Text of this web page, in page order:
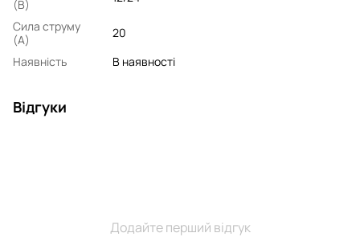
(В)
Сила струму
(А)
20
Наявність
В наявності
Відгуки
Додайте перший відгук